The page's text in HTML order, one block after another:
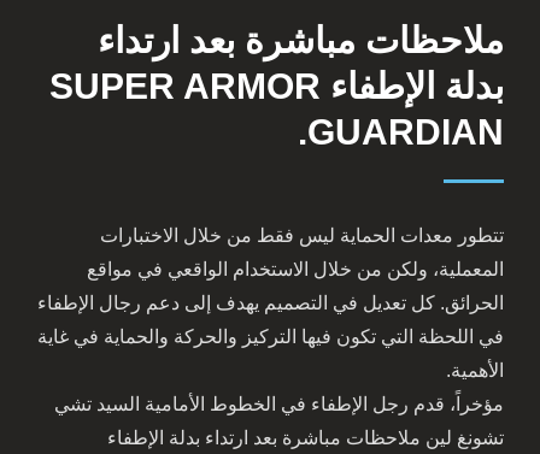
ملاحظات مباشرة بعد ارتداء
بدلة الإطفاء SUPER ARMOR
GUARDIAN.
تتطور معدات الحماية ليس فقط من خلال الاختبارات
المعملية، ولكن من خلال الاستخدام الواقعي في مواقع
الحرائق. كل تعديل في التصميم يهدف إلى دعم رجال الإطفاء
في اللحظة التي تكون فيها التركيز والحركة والحماية في غاية
الأهمية.
مؤخراً، قدم رجل الإطفاء في الخطوط الأمامية السيد تشي
تشونغ لين ملاحظات مباشرة بعد ارتداء بدلة الإطفاء